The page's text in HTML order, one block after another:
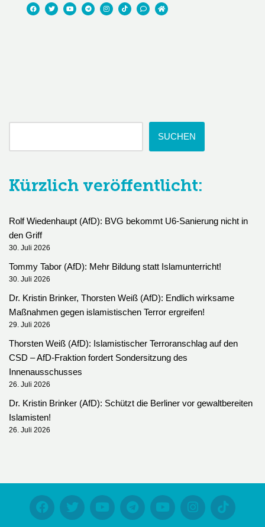
SUCHEN
Kürzlich veröffentlicht:
Rolf Wiedenhaupt (AfD): BVG bekommt U6-Sanierung nicht in
den Griff
30. Juli 2026
Tommy Tabor (AfD): Mehr Bildung statt Islamunterricht!
30. Juli 2026
Dr. Kristin Brinker, Thorsten Weiß (AfD): Endlich wirksame
Maßnahmen gegen islamistischen Terror ergreifen!
29. Juli 2026
Thorsten Weiß (AfD): Islamistischer Terroranschlag auf den
CSD – AfD-Fraktion fordert Sondersitzung des
Innenausschusses
26. Juli 2026
Dr. Kristin Brinker (AfD): Schützt die Berliner vor gewaltbereiten
Islamisten!
26. Juli 2026